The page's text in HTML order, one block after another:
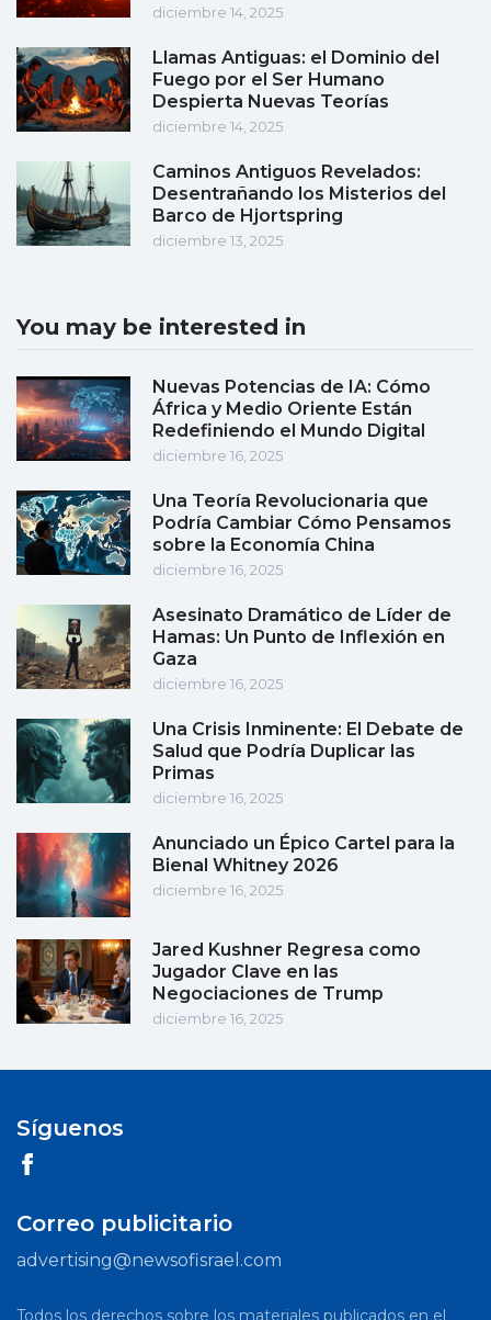
diciembre 14, 2025
Llamas Antiguas: el Dominio del
Fuego por el Ser Humano
Despierta Nuevas Teorías
diciembre 14, 2025
Caminos Antiguos Revelados:
Desentrañando los Misterios del
Barco de Hjortspring
diciembre 13, 2025
You may be interested in
Nuevas Potencias de IA: Cómo
África y Medio Oriente Están
Redefiniendo el Mundo Digital
diciembre 16, 2025
Una Teoría Revolucionaria que
Podría Cambiar Cómo Pensamos
sobre la Economía China
diciembre 16, 2025
Asesinato Dramático de Líder de
Hamas: Un Punto de Inflexión en
Gaza
diciembre 16, 2025
Una Crisis Inminente: El Debate de
Salud que Podría Duplicar las
Primas
diciembre 16, 2025
Anunciado un Épico Cartel para la
Bienal Whitney 2026
diciembre 16, 2025
Jared Kushner Regresa como
Jugador Clave en las
Negociaciones de Trump
diciembre 16, 2025
Síguenos
Correo publicitario
advertising@newsofisrael.com
Todos los derechos sobre los materiales publicados en el